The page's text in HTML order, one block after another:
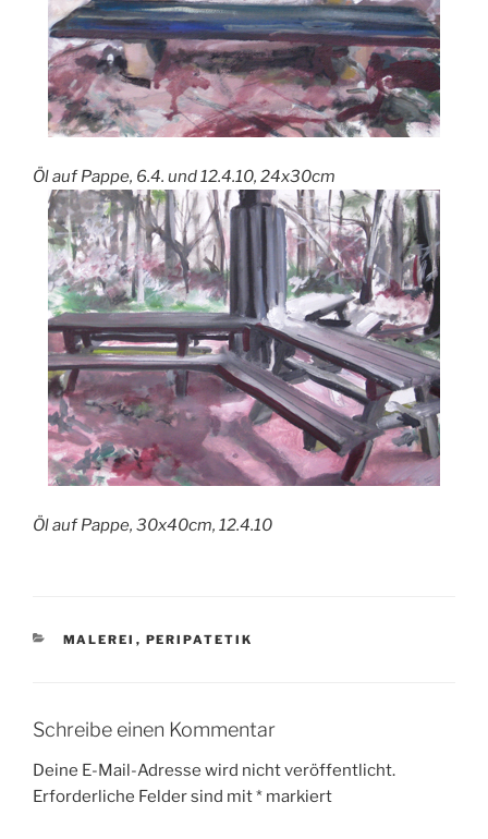
Öl auf Pappe, 6.4. und 12.4.10, 24x30cm
Öl auf Pappe, 30x40cm, 12.4.10
KATEGORIEN
MALEREI , PERIPATETIK
Schreibe einen Kommentar
Deine E-Mail-Adresse wird nicht veröffentlicht.
Erforderliche Felder sind mit* markiert